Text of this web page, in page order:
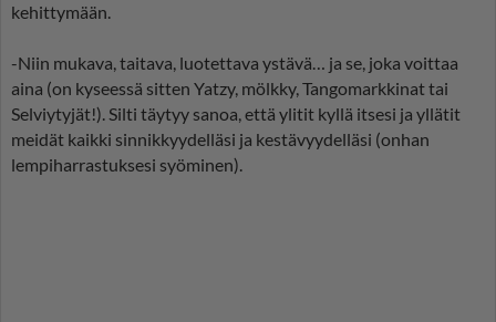
kehittymään.
-Niin mukava, taitava, luotettava ystävä… ja se, joka voittaa
aina (on kyseessä sitten Yatzy, mölkky, Tangomarkkinat tai
Selviytyjät!). Silti täytyy sanoa, että ylitit kyllä itsesi ja yllätit
meidät kaikki sinnikkyydelläsi ja kestävyydelläsi (onhan
lempiharrastuksesi syöminen).